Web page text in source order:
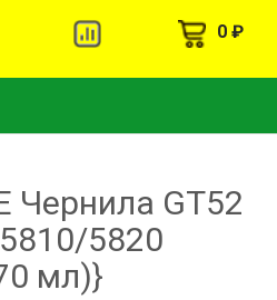
0 ₽
Чернила GT52
5820
мл)}